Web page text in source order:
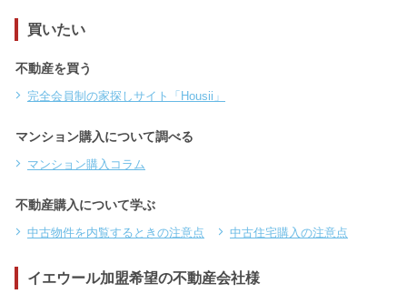
買いたい
不動産を買う
完全会員制の家探しサイト「Housii」
マンション購入について調べる
マンション購入コラム
不動産購入について学ぶ
中古物件を内覧するときの注意点 中古住宅購入の注意点
イエウール加盟希望の不動産会社様